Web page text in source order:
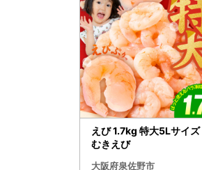
えび 1.7kg 特大5Lサイズ
むきえび
大阪府泉佐野市